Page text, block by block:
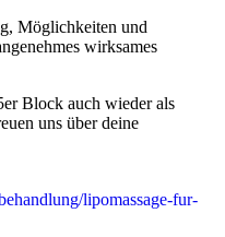
Möglichkeiten und
wirksames
Block auch wieder als
uns über deine
lipomassage-fur-